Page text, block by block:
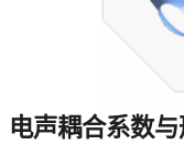
电声耦合系数